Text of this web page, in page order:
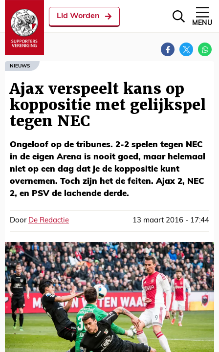
Lid Worden
MENU
NIEUWS
Ajax verspeelt kans op
koppositie met gelijkspel
tegen NEC
Ongeloof op de tribunes. 2-2 spelen tegen NEC
in de eigen Arena is nooit goed, maar helemaal
niet op een dag dat je de koppositie kunt
overnemen. Toch zijn het de feiten. Ajax 2, NEC
2, en PSV de lachende derde.
Door De Redactie 13 maart 2016 - 17:44